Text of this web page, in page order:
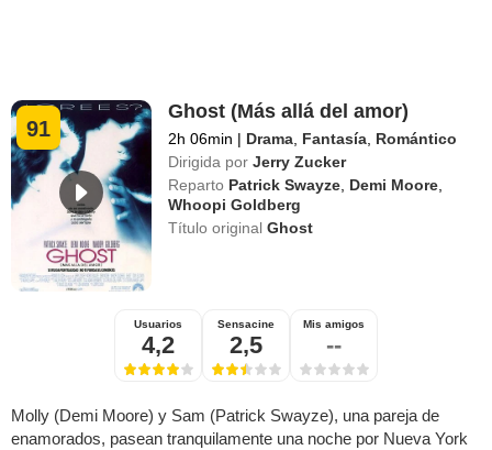
91
Ghost (Más allá del amor)
2h 06min | Drama Fantasía Romántico
Dirigida por Jerry Zucker
Reparto Patrick Swayze Demi Moore
Whoopi Goldberg
Título originalGhost
Usuarios
4,2
Sensacine
2,5
Mis amigos
--
Molly (Demi Moore) y Sam (Patrick Swayze), una pareja de
enamorados, pasean tranquilamente una noche por Nueva York